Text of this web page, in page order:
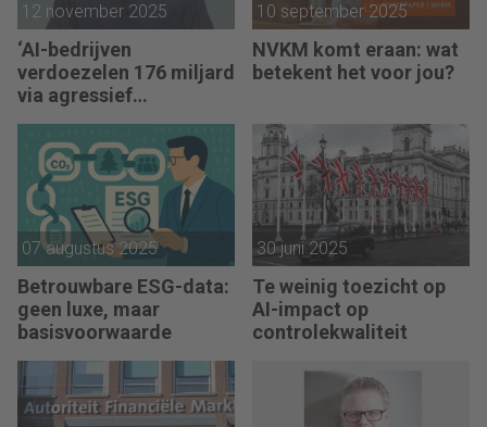
12 november 2025
‘AI-bedrijven
verdoezelen 176 miljard
via agressief
boekhouden’
10 september 2025
NVKM komt eraan: wat
betekent het voor jou?
07 augustus 2025
Betrouwbare ESG-data:
geen luxe, maar
basisvoorwaarde
30 juni 2025
Te weinig toezicht op
AI-impact op
controlekwaliteit